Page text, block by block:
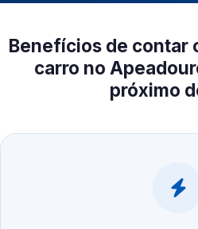
Benefícios de contar
carro no
próximo